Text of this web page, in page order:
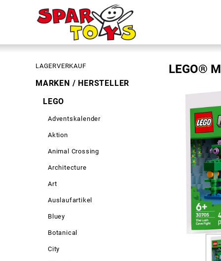
LAGERVERKAUF
MARKEN / HERSTELLER
LEGO
Adventskalender
Aktion
Animal Crossing
Architecture
Art
Auslaufartikel
Bluey
Botanical
City
LEGO®